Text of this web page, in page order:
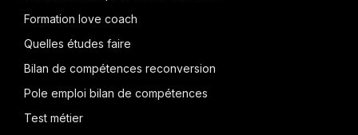
Formation love coach
Quelles études faire
Bilan de compétences reconversion
Pole emploi bilan de compétences
Test métier